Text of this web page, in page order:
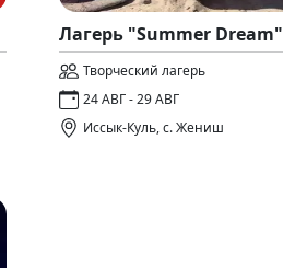
Лагерь "Summer Dream"
Творческий лагерь
24 АВГ - 29 АВГ
Иссык-Куль, с. Жениш